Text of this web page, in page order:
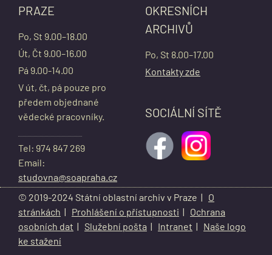
PRAZE
Po, St 9.00–18.00
Út, Čt 9.00–16.00
Pá 9.00-14.00
V út, čt, pá pouze pro
předem objednané
vědecké pracovníky.
Tel: 974 847 269
Email:
studovna@soapraha.cz
OKRESNÍCH
ARCHIVŮ
Po, St 8.00–17.00
Kontakty zde
SOCIÁLNÍ SÍTĚ
© 2019-2024 Státní oblastní archiv v Praze | O
stránkách | Prohlášení o přístupnosti | Ochrana
osobních dat | Služební pošta | Intranet | Naše logo
ke stažení